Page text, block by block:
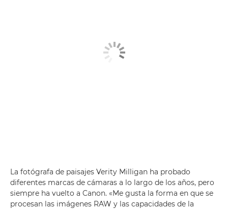
La fotógrafa de paisajes Verity Milligan ha probado
diferentes marcas de cámaras a lo largo de los años, pero
siempre ha vuelto a Canon. «Me gusta la forma en que se
procesan las imágenes RAW y las capacidades de la